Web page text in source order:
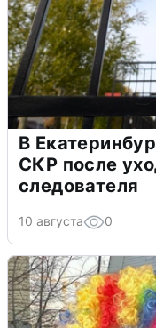
В
СКР после
следователя
10 августа 0